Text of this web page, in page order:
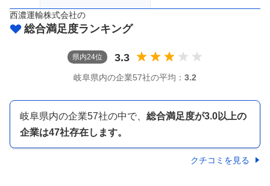
西濃運輸株式会社の
総合満足度ランキング
県内24位 3.3
岐阜県内の企業57社の平均： 3.2
岐阜県内の企業57社の中で、 総合満足度が3.0以上の
企業は47社存在します。
クチコミを見る